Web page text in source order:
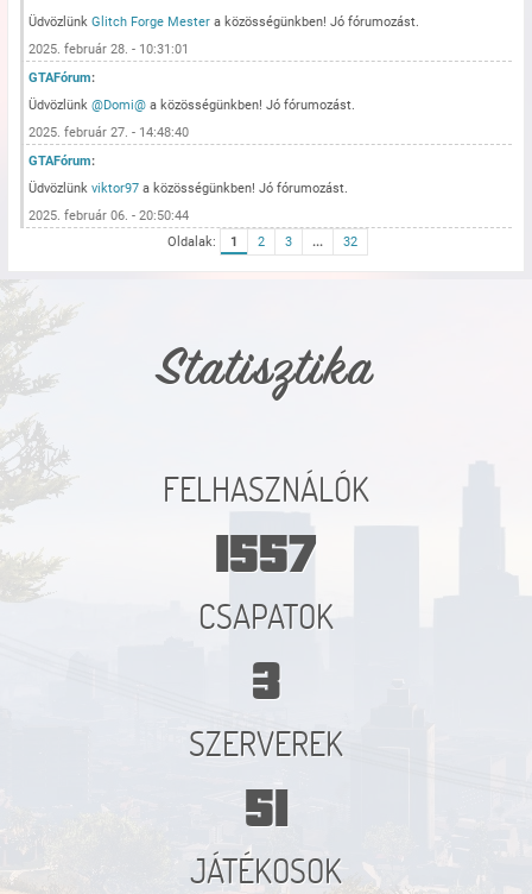
ÜdvözlünkGlitch Forge Mester a közösségünkben! Jó fórumozást.
2025. február 28. - 10:31:01
GTAFórum:
Üdvözlünk@Domi@ a közösségünkben! Jó fórumozást.
2025. február 27. - 14:48:40
GTAFórum:
Üdvözlünkviktor97 a közösségünkben! Jó fórumozást.
2025. február 06. - 20:50:44
Oldalak:
1 2 3 ... 32
Statisztika
FELHASZNÁLÓK
1557
CSAPATOK
3
SZERVEREK
51
JÁTÉKOSOK